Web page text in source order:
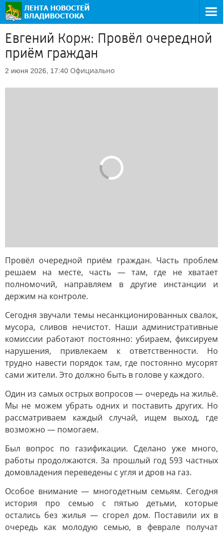
Евгений Корж: Провёл очередной
приём граждан
2 июня 2026, 17:40 Официально
Провёл очередной приём граждан. Часть проблем
решаем на месте, часть — там, где не хватает
полномочий, направляем в другие инстанции и
держим на контроле.
Сегодня звучали темы несанкционированных свалок,
мусора, сливов нечистот. Наши административные
комиссии работают постоянно: убираем, фиксируем
нарушения, привлекаем к ответственности. Но
трудно навести порядок там, где постоянно мусорят
сами жители. Это должно быть в голове у каждого.
Один из самых острых вопросов — очередь на жильё.
Мы не можем убрать одних и поставить других. Но
рассматриваем каждый случай, ищем выход, где
возможно — помогаем.
Был вопрос по газификации. Сделано уже много,
работы продолжаются. За прошлый год 593 частных
домовладения переведены с угля и дров на газ.
Особое внимание — многодетным семьям. Сегодня
история про семью с пятью детьми, которые
остались без жилья — сгорел дом. Поставили их в
очередь как молодую семью, в феврале получат